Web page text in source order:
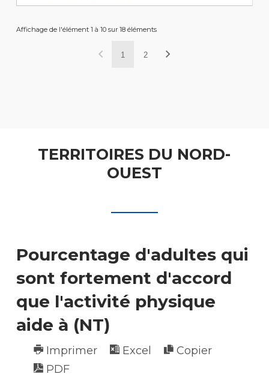
Affichage de l'élément 1 à 10 sur 18 éléments
1 2
TERRITOIRES DU NORD-
OUEST
Pourcentage d'adultes qui
sont fortement d'accord
que l'activité physique
aide à (NT)
Imprimer Excel
Copier
PDF